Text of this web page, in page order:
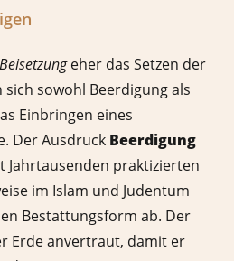
Beisetzungeher das Setzen der
sowohl Beerdigung als
Einbringen eines
Der Ausdruck Beerdigung
Jahrtausenden praktizierten
im Islam und Judentum
Bestattungsform ab. Der
Erde anvertraut, damit er